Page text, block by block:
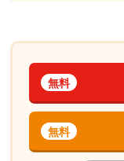
無料
無料